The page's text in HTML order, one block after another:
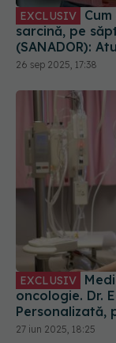
26 sep 2025, 17:38
EXCLUSIV
oncologie. Dr.
Personalizată,
participativă
27 iun 2025, 18:25